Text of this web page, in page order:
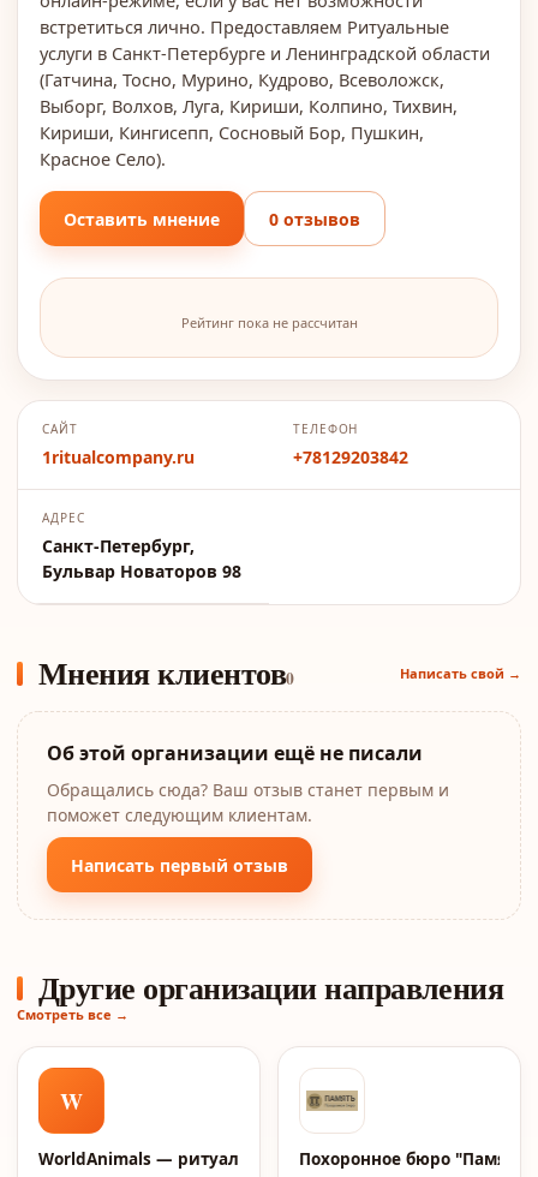
встретиться лично. Предоставляем Ритуальные
услуги в Санкт-Петербурге и Ленинградской области
(Гатчина, Тосно, Мурино, Кудрово, Всеволожск,
Выборг, Волхов, Луга, Кириши, Колпино, Тихвин,
Кириши, Кингисепп, Сосновый Бор, Пушкин,
Красное Село).
Оставить мнение 0 отзывов
Рейтинг пока не рассчитан
САЙТ
1ritualcompany.ru
ТЕЛЕФОН
+78129203842
АДРЕС
Санкт-Петербург,
Бульвар Новаторов 98
Мнения клиентов0 Написать свой →
Об этой организации ещё не писали
Обращались сюда? Ваш отзыв станет первым и
поможет следующим клиентам.
Написать первый отзыв
Другие организации направления
Смотреть все →
W
WorldAnimals — ритуальные услуги для домашних
Похоронное бюро "Память"